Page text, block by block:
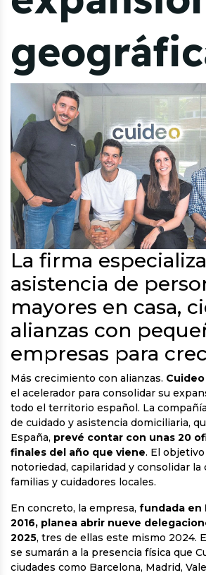
La firma
asistencia de
mayores en casa,
alianzas con
empresas para
Más crecimiento con alianzas. Cuideo
el acelerador para consolidar su
todo el territorio español. La
de cuidado y asistencia domiciliaria,
España, prevé contar con unas 20
finales del año que viene. El
notoriedad, capilaridad y consolidar la
familias y cuidadores locales.
En concreto, la empresa, fundada en
2016, planea abrir nueve
2025, tres de ellas este mismo 2024.
se sumarán a la presencia física que
ciudades como Barcelona, Madrid,